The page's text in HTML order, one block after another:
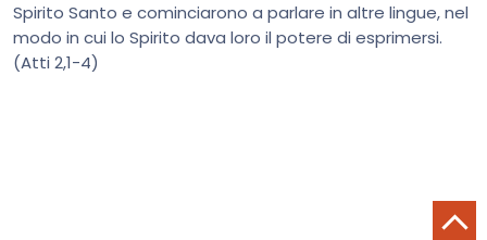
Spirito Santo e cominciarono a parlare in altre lingue, nel
modo in cui lo Spirito dava loro il potere di esprimersi.
(Atti 2,1-4)